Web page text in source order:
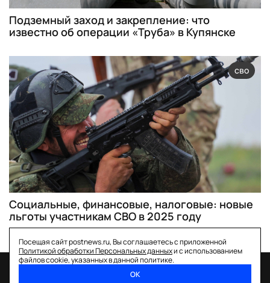
Подземный заход и закрепление: что
известно об операции «Труба» в Купянске
сво
Социальные, финансовые, налоговые: новые
льготы участникам СВО в 2025 году
Посещая сайт postnews.ru, Вы соглашаетесь с приложенной
Политикой обработки Персональных данныхи с использованием
файлов cookie, указанных в данной политике.
ОК